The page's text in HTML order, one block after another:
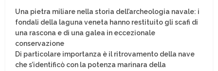
Una pietra miliare nella storia dell’archeologia navale: i
fondali della laguna veneta hanno restituito gli scafi di
una rascona e di una galea in eccezionale
conservazione
Di particolare importanza è il ritrovamento della nave
che s’identificò con la potenza marinara della